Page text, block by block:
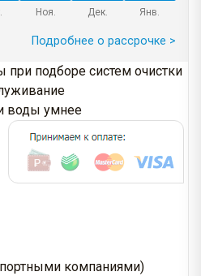
Ноя. Дек. Янв.
Подробнее о рассрочке >
при подборе систем очистки
воды умнее
компаниями)